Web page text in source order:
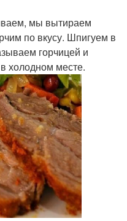
мы вытираем
по вкусу. Шпигуем в
горчицей и
холодном месте.